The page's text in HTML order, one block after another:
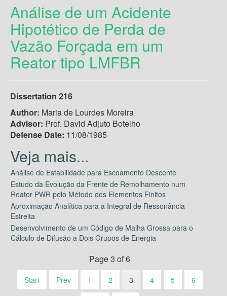
Análise de um Acidente
Hipotético de Perda de
Vazão Forçada em um
Reator tipo LMFBR
Dissertation 216
Author: Maria de Lourdes Moreira
Advisor: Prof. David Adjuto Botelho
Defense Date: 11/08/1985
Análise de Estabilidade para Escoamento Descente
Estudo da Evolução da Frente de Remolhamento num
Reator PWR pelo Método dos Elementos Finitos
Aproximação Analítica para a Integral de Ressonância
Estreita
Desenvolvimento de um Código de Malha Grossa para o
Cálculo de Difusão a Dois Grupos de Energia
Page 3 of 6
Start Prev 1 2 3 4 5 6